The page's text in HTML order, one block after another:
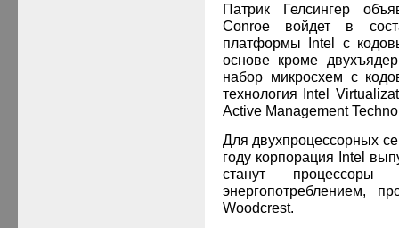
Патрик Гелсингер
Conroe войдет в
платформы Intel с
основе кроме
набор микросхем с
технология Intel
Active Management
Для двухпроцессорных
году корпорация Intel
станут процессоры
энергопотреблением,
Woodcrest.